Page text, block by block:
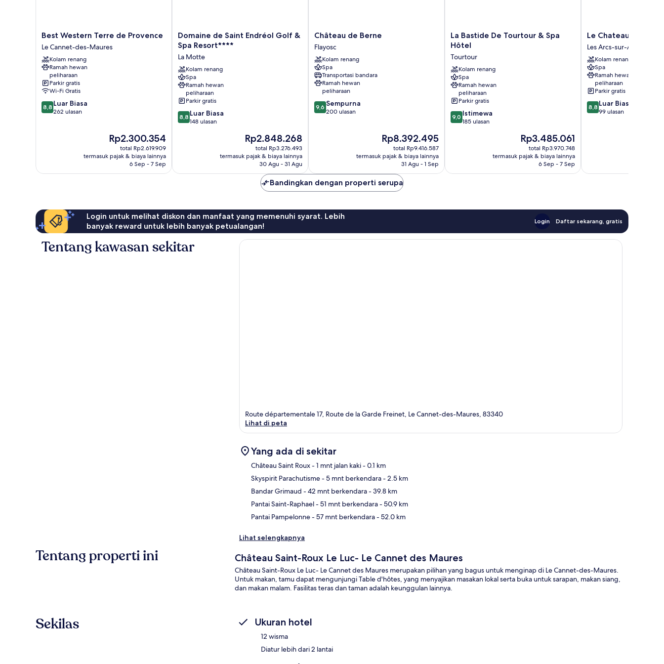
Best
Western
Terre
de
Provence
Le
Cannet-
des-
Maures
Best Western Terre de Provence
Le Cannet-des-Maures
Kolam renang
Ramah hewan
peliharaan
Parkir gratis
Wi-Fi Gratis
8.8
dari
8,8 Luar Biasa
262 ulasan
Harga
sekarang
Rp2.300.354
Rp2.300.354
total Rp2.619.909
termasuk pajak & biaya lainnya
6 Sep - 7 Sep
Domaine
de
Saint
Endréol
Golf
&
Spa
Resort****
La
Motte
Domaine de Saint Endréol Golf &
Spa Resort****
La Motte
Kolam renang
Spa
Ramah hewan
peliharaan
Parkir gratis
8.8
dari
8,8 Luar Biasa
148 ulasan
Harga
sekarang
Rp2.848.268
Rp2.848.268
total Rp3.276.493
termasuk pajak & biaya lainnya
30 Agu - 31 Agu
Château
de
Berne
Flayosc
Château de Berne
Flayosc
Kolam renang
Spa
Transportasi bandara
Ramah hewan
peliharaan
9.6
dari
9,6 Sempurna
200 ulasan
Harga
sekarang
Rp8.392.495
Rp8.392.495
total Rp9.416.587
termasuk pajak & biaya lainnya
31 Agu - 1 Sep
La
Bastide
Tourtour
&
Spa
Hôtel
Tourtour
La Bastide De Tourtour & Spa
Hôtel
Tourtour
Kolam renang
Spa
Ramah hewan
peliharaan
Parkir gratis
9.0
dari
9,0 Istimewa
185 ulasan
Harga
sekarang
Rp3.485.061
Rp3.485.061
total Rp3.970.748
termasuk pajak & biaya lainnya
6 Sep - 7 Sep
Le
Chateau
d'Argens
Les
Arcs-
sur-
Argens
Le Chateau d'Argens
Les Arcs-sur-Argens
Kolam renang
Spa
Ramah hewan
peliharaan
Parkir gratis
8.8
dari
8,8 Luar Biasa
99 ulasan
Bandingkan dengan properti serupa
Login untuk melihat diskon dan manfaat yang memenuhi syarat. Lebih
banyak reward untuk lebih banyak petualangan!
Login Daftar sekarang, gratis
Tentang kawasan sekitar
Route départementale 17, Route de la Garde Freinet, Le Cannet-des-Maures, 83340
Lihat di peta
Yang ada di sekitar
Château Saint Roux- 1 mnt jalan kaki- 0.1 km
Skyspirit Parachutisme- 5 mnt berkendara- 2.5 km
Bandar Grimaud - 42 mnt berkendara- 39.8 km
Pantai Saint-Raphael- 51 mnt berkendara- 50.9 km
Pantai Pampelonne- 57 mnt berkendara- 52.0 km
Lihat selengkapnya
Tentang properti ini Château Saint-Roux Le Luc- Le Cannet des Maures
Château Saint-Roux Le Luc- Le Cannet des Maures merupakan pilihan yang bagus untuk menginap di Le Cannet-des-Maures.
Untuk makan, tamu dapat mengunjungi Table d'hôtes, yang menyajikan masakan lokal serta buka untuk sarapan, makan siang,
dan makan malam. Fasilitas teras dan taman adalah keunggulan lainnya.
Sekilas Ukuran hotel
12 wisma
Diatur lebih dari 2 lantai